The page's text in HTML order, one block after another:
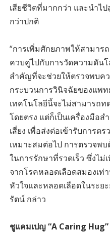
เสียชีวิตที่มากกว่า และนำไ
กว่าปกติ
“การเพิ่มศักยภาพให้สามาร
ควบคู่ไปกับการวัดความดัน
สำคัญที่จะช่วยให้ตรวจพบค
กระบวนการวินิจฉัยของแพ
เทคโนโลยีนี้จะไม่สามารถ
โดยตรง แต่ก็เป็นเครื่องมือ
เสี่ยง เพื่อส่งต่อเข้ารับการต
เหมาะสมต่อไป การตรวจพ
ในการรักษาที่รวดเร็ว ซึ่งไ
จากโรคหลอดเลือดสมองเ
หัวใจและหลอดเลือดในระย
รัตน์ กล่าว
ชูแคมเปญ “A Caring